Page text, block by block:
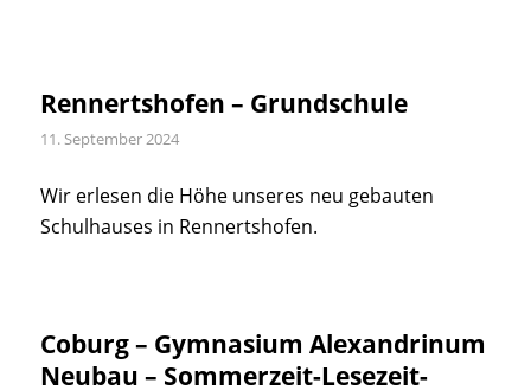
Rennertshofen – Grundschule
11. September 2024
Wir erlesen die Höhe unseres neu gebauten
Schulhauses in Rennertshofen.
Coburg – Gymnasium Alexandrinum
Neubau – Sommerzeit-Lesezeit-